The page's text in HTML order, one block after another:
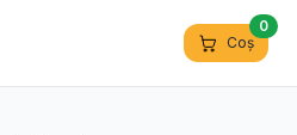
Coș
0